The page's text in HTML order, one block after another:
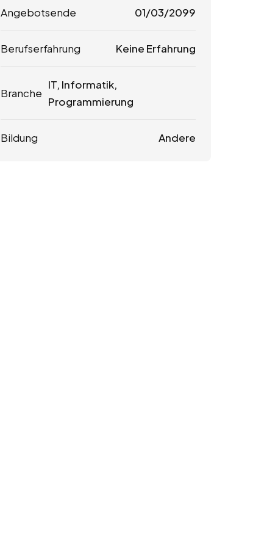
Angebotsende 01/03/2099
Berufserfahrung Keine Erfahrung
Branche
IT, Informatik,
Programmierung
Bildung Andere